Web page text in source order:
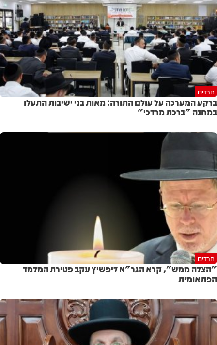
חרדים
ברקע המערכה על עולם התורה: מאות בני ישיבות התעלו
במחנה "ברכת מרדכי"
חרדים
"הצלה ממש", קרא הגר"א ליפשיץ עקב פטירת המלמד
הפתאומית